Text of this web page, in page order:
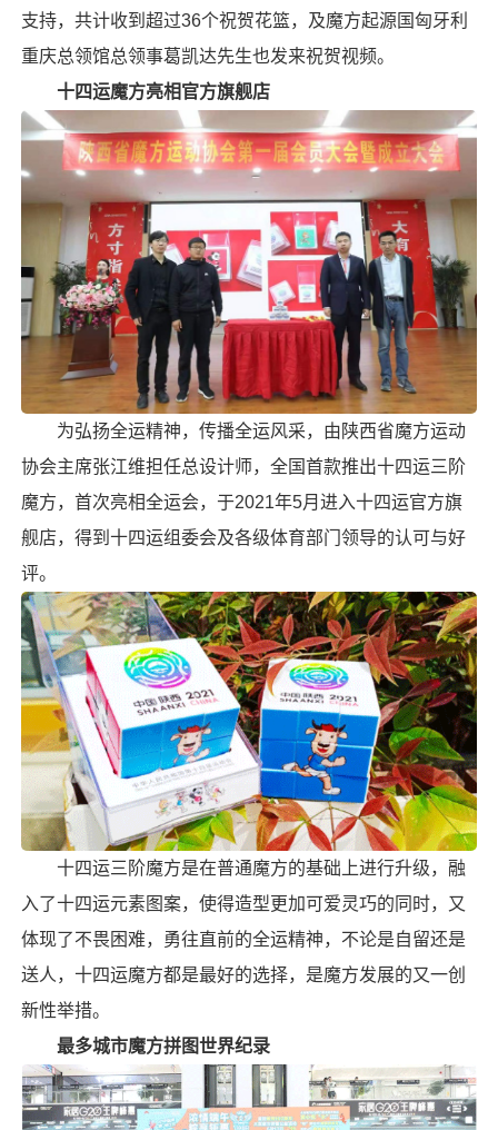
支持，共计收到超过36个祝贺花篮，及魔方起源国匈牙利
重庆总领馆总领事葛凯达先生也发来祝贺视频。
十四运魔方亮相官方旗舰店
为弘扬全运精神，传播全运风采，由陕西省魔方运动
协会主席张江维担任总设计师，全国首款推出十四运三阶
魔方，首次亮相全运会，于2021年5月进入十四运官方旗
舰店，得到十四运组委会及各级体育部门领导的认可与好
评。
十四运三阶魔方是在普通魔方的基础上进行升级，融
入了十四运元素图案，使得造型更加可爱灵巧的同时，又
体现了不畏困难，勇往直前的全运精神，不论是自留还是
送人，十四运魔方都是最好的选择，是魔方发展的又一创
新性举措。
最多城市魔方拼图世界纪录